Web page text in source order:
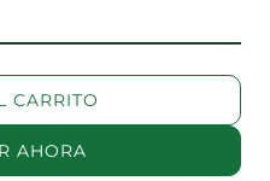
CARRITO
AHORA